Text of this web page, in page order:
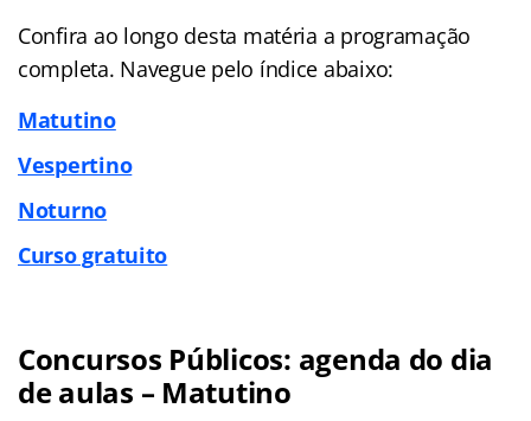
Confira ao longo desta matéria a programação
completa. Navegue pelo índice abaixo:
Matutino
Vespertino
Noturno
Curso gratuito
Concursos Públicos: agenda do dia
de aulas – Matutino